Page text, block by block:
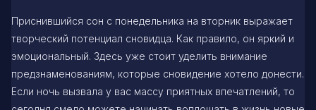
Приснившийся сон с понедельника на вторник выражает
творческий потенциал сновидца. Как правило, он яркий и
эмоциональный. Здесь уже стоит уделить внимание
предзнаменованиям, которые сновидение хотело донести.
Если ночь вызвала у вас массу приятных впечатлений, то